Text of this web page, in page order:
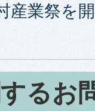
産業祭を
るお